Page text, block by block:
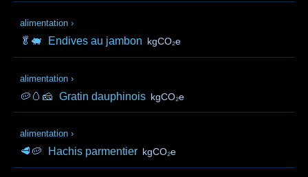
alimentation ›
🥬🐖 Endives au jambon kgCO₂e
alimentation ›
🥔🥚🧀 Gratin dauphinois kgCO₂e
alimentation ›
🥩🥔 Hachis parmentier kgCO₂e